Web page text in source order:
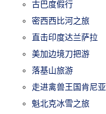
古巴度假行
密西西比河之旅
直击印度达兰萨拉
美加边境刀把游
落基山旅游
走进禽兽王国肯尼亚
魁北克冰雪之旅